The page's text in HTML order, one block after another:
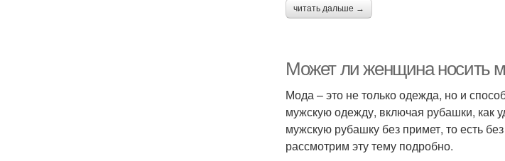
читать дальше →
Может ли женщина носить
Мода – это не только одежда, но и
мужскую одежду, включая рубашки, как
мужскую рубашку без примет, то есть
рассмотрим эту тему подробно.